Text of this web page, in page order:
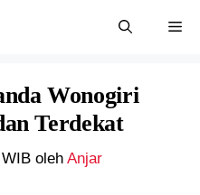
Wonogiri
Terdekat
oleh Anjar